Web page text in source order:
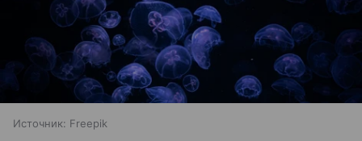
Источник: Freepik